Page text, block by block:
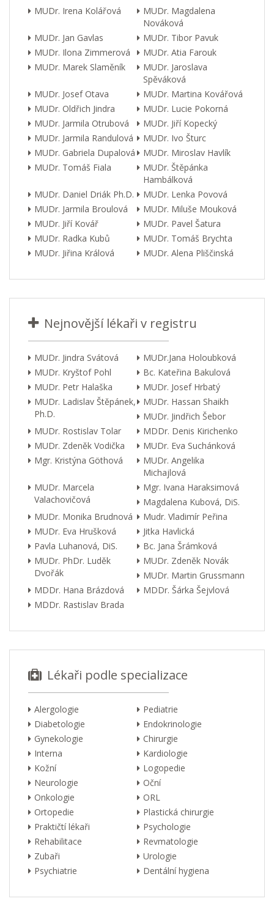
MUDr. Irena Kolářová
MUDr. Magdalena
Nováková
MUDr. Jan Gavlas
MUDr. Tibor Pavuk
MUDr. Ilona Zimmerová
MUDr. Atia Farouk
MUDr. Marek Slaměník
MUDr. Jaroslava
Spěváková
MUDr. Josef Otava
MUDr. Martina Kovářová
MUDr. Oldřich Jindra
MUDr. Lucie Pokorná
MUDr. Jarmila Otrubová
MUDr. Jiří Kopecký
MUDr. Jarmila Randulová
MUDr. Ivo Šturc
MUDr. Gabriela Dupalová
MUDr. Miroslav Havlík
MUDr. Tomáš Fiala
MUDr. Štěpánka
Hambálková
MUDr. Daniel Driák Ph.D.
MUDr. Lenka Povová
MUDr. Jarmila Broulová
MUDr. Miluše Mouková
MUDr. Jiří Kovář
MUDr. Pavel Šatura
MUDr. Radka Kubů
MUDr. Tomáš Brychta
MUDr. Jiřina Králová
MUDr. Alena Pliščinská
Nejnovější lékaři v registru
MUDr. Jindra Svátová
MUDr.Jana Holoubková
MUDr. Kryštof Pohl
Bc. Kateřina Bakulová
MUDr. Petr Halaška
MUDr. Josef Hrbatý
MUDr. Ladislav Štěpánek,
Ph.D.
MUDr. Hassan Shaikh
MUDr. Jindřich Šebor
MUDr. Rostislav Tolar
MDDr. Denis Kirichenko
MUDr. Zdeněk Vodička
MUDr. Eva Suchánková
Mgr. Kristýna Göthová
MUDr. Angelika
Michajlová
MUDr. Marcela
Valachovičová
Mgr. Ivana Haraksimová
Magdalena Kubová, DiS.
MUDr. Monika Brudnová
Mudr. Vladimír Peřina
MUDr. Eva Hrušková
Jitka Havlická
Pavla Luhanová, DiS.
Bc. Jana Šrámková
MUDr. PhDr. Luděk
Dvořák
MUDr. Zdeněk Novák
MUDr. Martin Grussmann
MDDr. Hana Brázdová
MDDr. Šárka Šejvlová
MDDr. Rastislav Brada
Lékaři podle specializace
Alergologie
Pediatrie
Diabetologie
Endokrinologie
Gynekologie
Chirurgie
Interna
Kardiologie
Kožní
Logopedie
Neurologie
Oční
Onkologie
ORL
Ortopedie
Plastická chirurgie
Praktičtí lékaři
Psychologie
Rehabilitace
Revmatologie
Zubaři
Urologie
Psychiatrie
Dentální hygiena